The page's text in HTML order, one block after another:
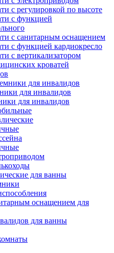
с регулировкой по высоте
с функцией
с санитарным оснащением
с функцией кардиокресло
с вертикализатором
кроватей
для инвалидов
для инвалидов
для инвалидов
для ванны
оснащением для
для ванны